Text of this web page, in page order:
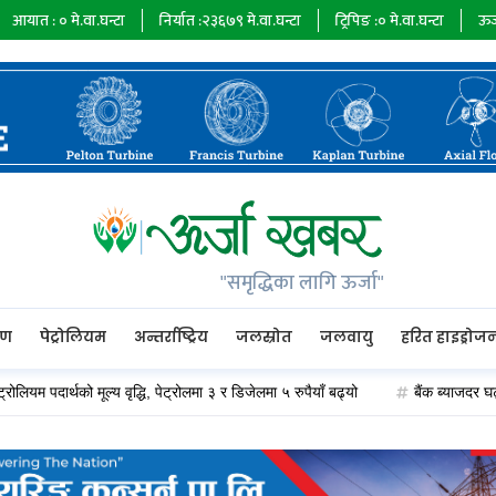
निर्यात :२३६७९ मे.वा.घन्टा ट्रिपिङ :०मे.वा.घन्टा ऊर्जा माग :७३४८५
"समृद्धिका लागि ऊर्जा"
पेट्रोलियम अन्तर्राष्ट्रिय जलस्रोत जलवायु हरित
मूल्य वृद्धि, पेट्रोलमा ३ र डिजेलमा ५ रुपैयाँ बढ्यो बैंक ब्याजदर घट्दा अप्पर